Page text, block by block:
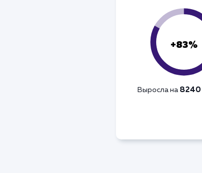
+83%
Выросла на 8240